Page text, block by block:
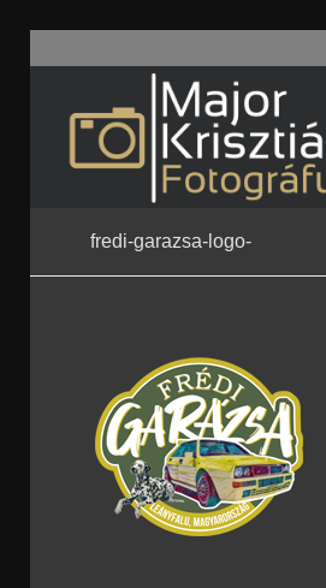
fredi-garazsa-logo-